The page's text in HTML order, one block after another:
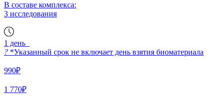
В составе комплекса:
3 исследования
1 день
? *Указанный срок не включает день взятия биоматериала
990₽
1 770₽